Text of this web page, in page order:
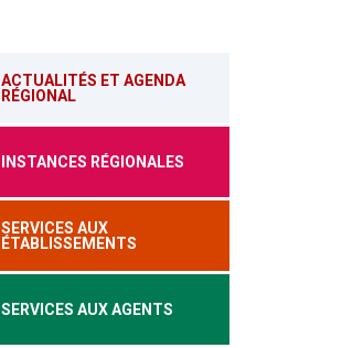
ACTUALITÉS ET AGENDA
RÉGIONAL
INSTANCES RÉGIONALES
SERVICES AUX
ÉTABLISSEMENTS
SERVICES AUX AGENTS